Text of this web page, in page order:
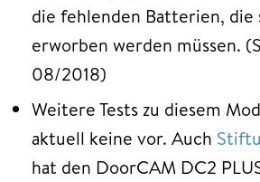
die fehlenden Batterien, die
erworben werden müssen.
08/2018)
Weitere Tests zu diesem
aktuell keine vor. Auch
hat den DoorCAM DC2